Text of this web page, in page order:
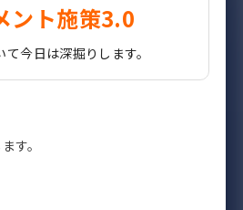
ント施策3.0
て今日は深掘りします。
す。